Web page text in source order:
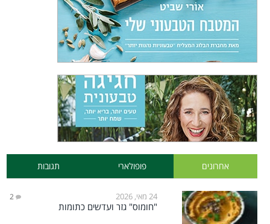
אחרונים פופולארי תגובות
24 מאי, 2026 2
"חומוס" גזר ועדשים כתומות